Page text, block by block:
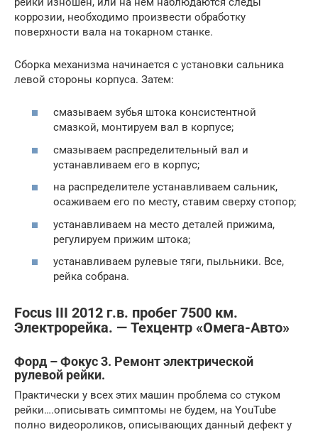
коррозии, необходимо произвести обработку
поверхности вала на токарном станке.
Сборка механизма начинается с установки сальника
левой стороны корпуса. Затем:
смазываем зубья штока консистентной
смазкой, монтируем вал в корпусе;
смазываем распределительный вал и
устанавливаем его в корпус;
на распределителе устанавливаем сальник,
осаживаем его по месту, ставим сверху стопор;
устанавливаем на место деталей прижима,
регулируем прижим штока;
устанавливаем рулевые тяги, пыльники. Все,
рейка собрана.
Focus III 2012 г.в. пробег 7500 км.
Электрорейка. — Техцентр «Омега-Авто»
Форд – Фокус 3. Ремонт электрической
рулевой рейки.
Практически у всех этих машин проблема со стуком
рейки….описывать симптомы не будем, на YouTube
полно видеороликов, описывающих данный дефект у